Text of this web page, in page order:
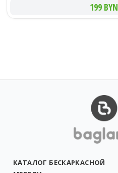
199 BYN
КАТАЛОГ БЕСКАРКАСНОЙ